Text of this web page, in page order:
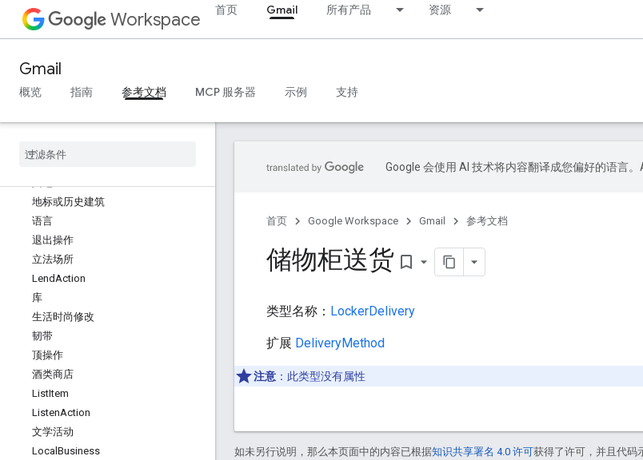
Workspace 首页 Gmail 所有产品 资源
Gmail
概览 指南 参考文档 MCP 服务器 示例 支持
账单
ItemAvailability
ItemListOrderType
项页面
联接操作
湖体水域
地标或历史建筑
语言
退出操作
立法场所
LendAction
库
生活时尚修改
韧带
顶操作
酒类商店
ListItem
ListenAction
文学活动
Local Business
Google 会使用 AI 技术将内容翻译成您偏好的语言。
首页 Google Workspace Gmail 参考文档
储物柜送货 bookmark_border
类型名称： LockerDelivery
扩展 DeliveryMethod
注意 ：此类型没有属性
如未另行说明，那么本页面中的内容已根据知识共享署名 4.0 许可获得了许可，并且代码